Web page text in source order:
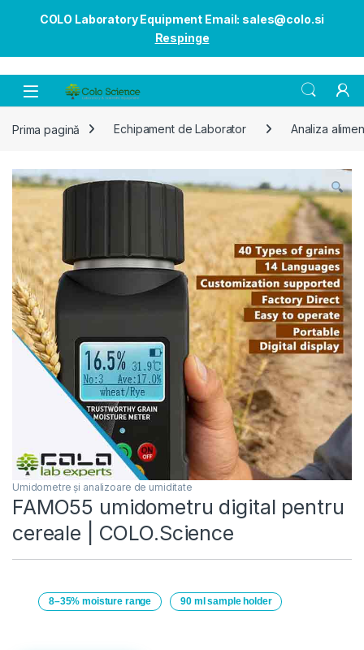
COLO Laboratory Equipment Email: sales@colo.si
Respinge
Open
Prima pagină Echipament de Laborator Analiza
Umidometre și analizoare de umiditate
FAMO55 umidometru digital pentru
cereale | COLO.Science
8–35% moisture range 90 ml sample holder